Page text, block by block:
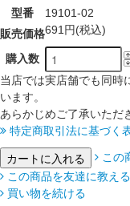
型番
19101-02
販売価格691円(税込)
購入数
当店では実店舗でも同時
います。
あらかじめご了承いただ
特定商取引法に基づく
この
この商品を友達に教える
買い物を続ける